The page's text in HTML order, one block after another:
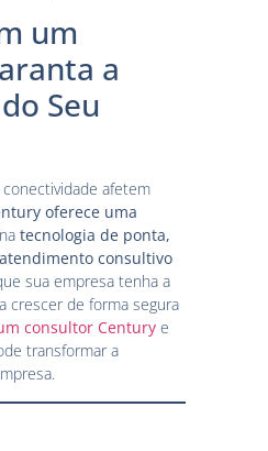
um
a
Seu
afetem
oferece uma
tecnologia de ponta,
consultivo
sua empresa tenha a
crescer de forma segura
consultor Century e
transformar a